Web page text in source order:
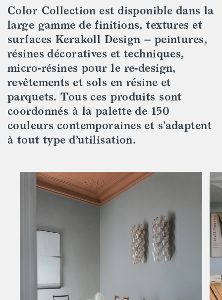
Color Collection est disponible dans la
large gamme de finitions, textures et
surfaces Kerakoll Design – peintures,
résines décoratives et techniques,
micro-résines pour le re-design,
revêtements et sols en résine et
parquets. Tous ces produits sont
coordonnés à la palette de 150
couleurs contemporaines et s’adaptent
à tout type d’utilisation.